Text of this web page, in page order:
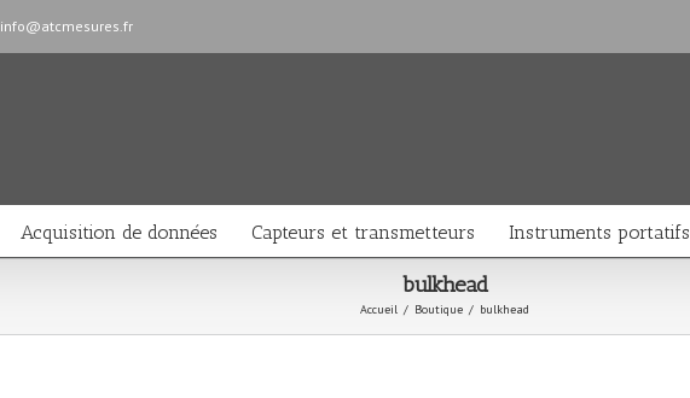
info@atcmesures.fr
Acquisition de données Capteurs et transmetteurs Instruments portatifs
bulkhead
Accueil / Boutique / bulkhead